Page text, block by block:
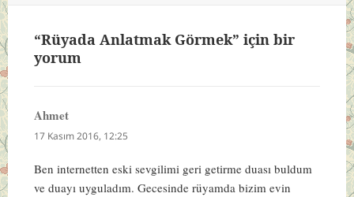
“Rüyada Anlatmak Görmek” için bir
yorum
Ahmetdedi
ki:
17 Kasım 2016, 12:25
Ben internetten eski sevgilimi geri getirme duası buldum
ve duayı uyguladım. Gecesinde rüyamda bizim evin